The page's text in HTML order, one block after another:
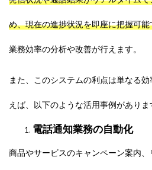
め、現在の進捗状況を即座に把握可能
業務効率の分析や改善が行えます。
また、このシステムの利点は単なる
えば、以下のような活用事例がありま
電話通知業務の自動化
商品やサービスのキャンペーン案内